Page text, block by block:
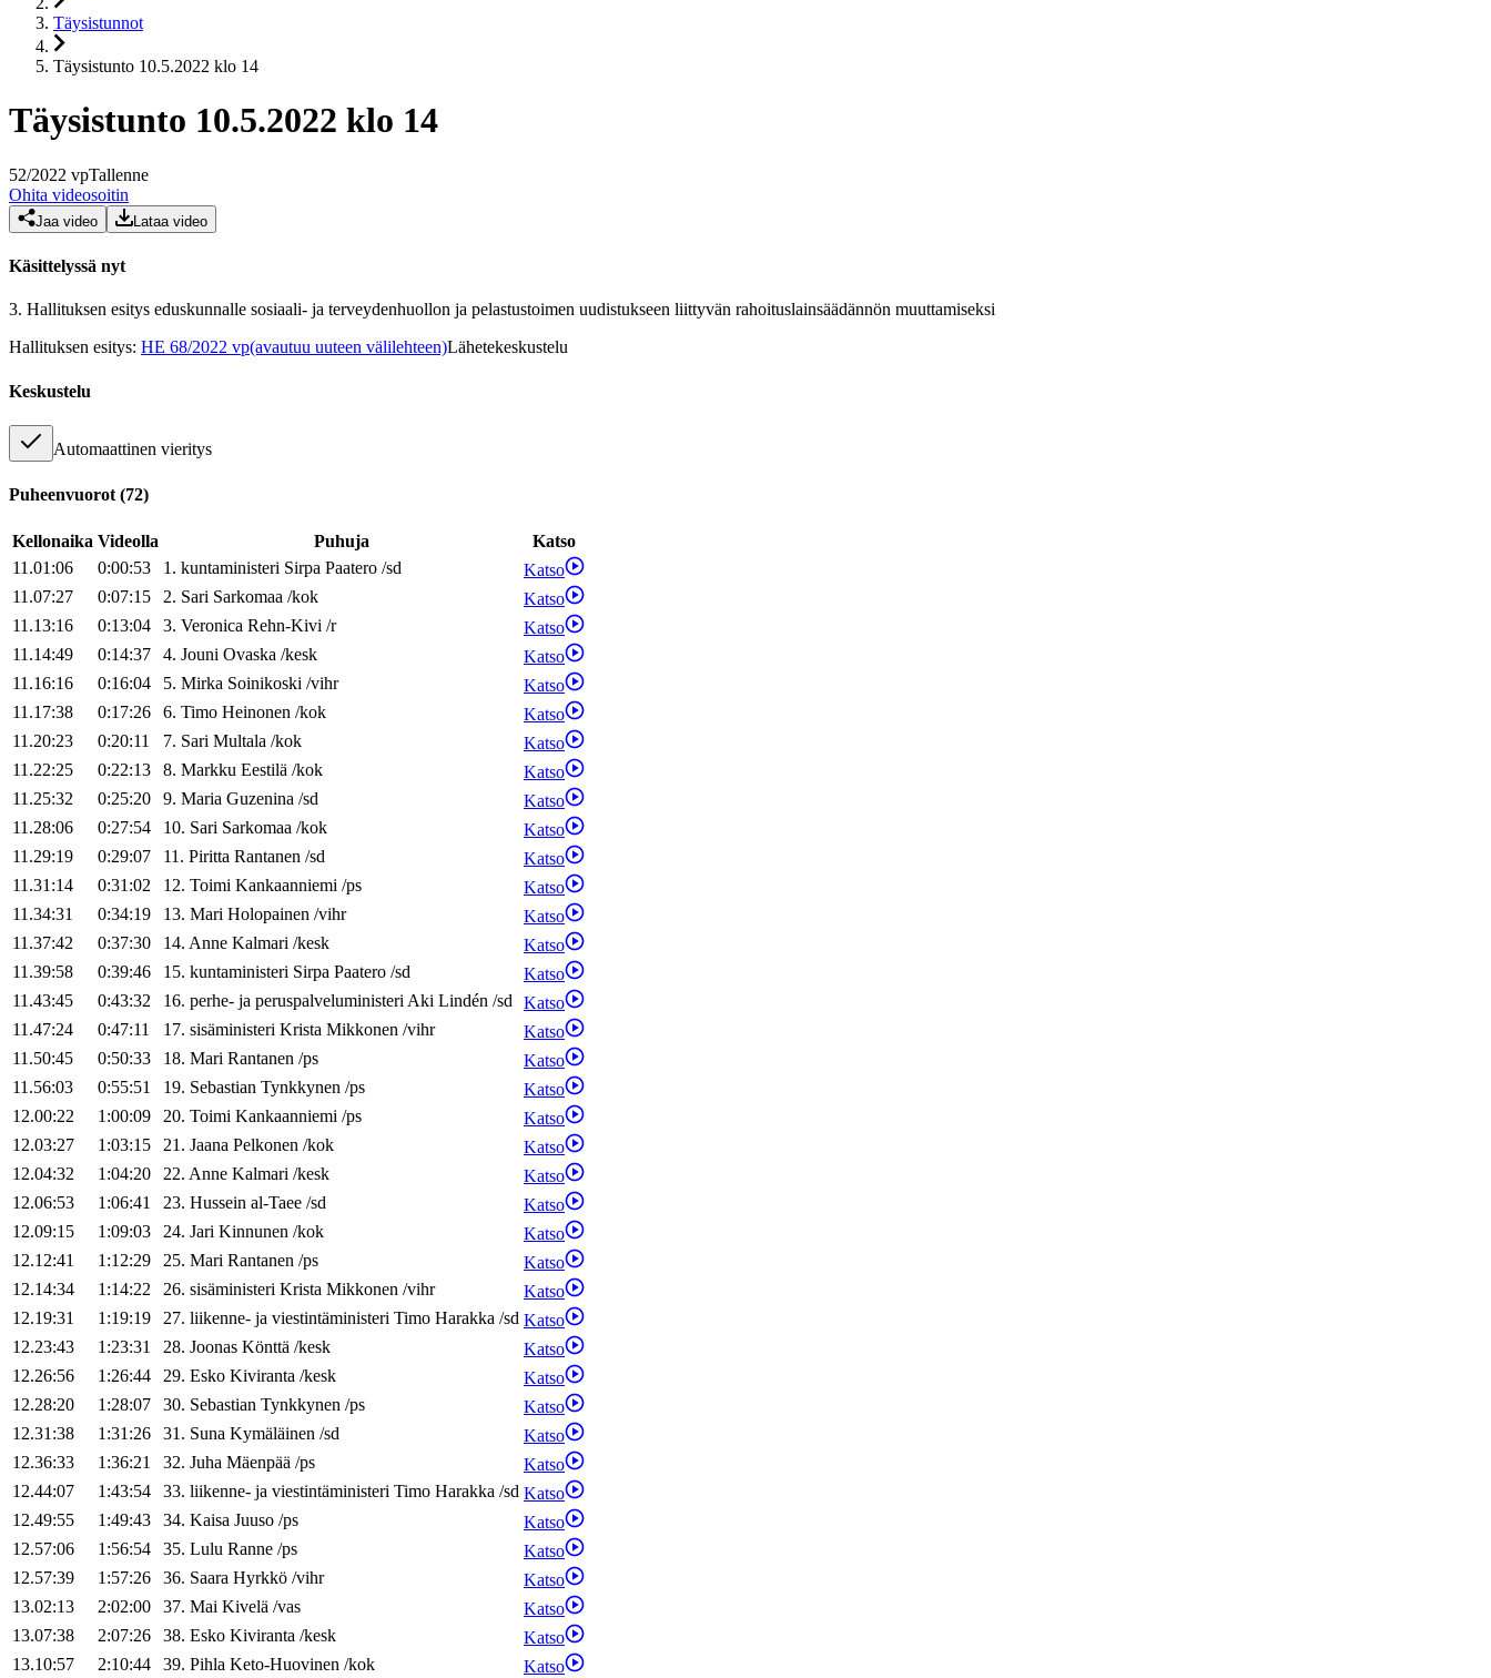
Täysistunnot
Täysistunto 10.5.2022 klo 14
Täysistunto 10.5.2022 klo 14
52/2022 vpTallenne
Ohita videosoitin
Jaa video Lataa video
Käsittelyssä nyt
3. Hallituksen esitys eduskunnalle sosiaali- ja terveydenhuollon ja pelastustoimen uudistukseen liittyvän rahoituslainsäädännön muuttamiseksi
Hallituksen esitys: HE 68/2022 vp(avautuu uuteen välilehteen)Lähetekeskustelu
Keskustelu
Automaattinen vieritys
Puheenvuorot (72)
Kellonaika Videolla Puhuja
Katso
11.01:06
0:00:53 1. kuntaministeri Sirpa Paatero /sd
Katso
11.07:27
0:07:15 2. Sari Sarkomaa /kok
Katso
11.13:16
0:13:04 3. Veronica Rehn-Kivi /r
Katso
11.14:49
0:14:37 4. Jouni Ovaska /kesk
Katso
11.16:16
0:16:04 5. Mirka Soinikoski /vihr
Katso
11.17:38
0:17:26 6. Timo Heinonen /kok
Katso
11.20:23
0:20:11 7. Sari Multala /kok
Katso
11.22:25
0:22:13 8. Markku Eestilä /kok
Katso
11.25:32
0:25:20 9. Maria Guzenina /sd
Katso
11.28:06
0:27:54 10. Sari Sarkomaa /kok
Katso
11.29:19
0:29:07 11. Piritta Rantanen /sd
Katso
11.31:14
0:31:02 12. Toimi Kankaanniemi /ps
Katso
11.34:31
0:34:19 13. Mari Holopainen /vihr
Katso
11.37:42
0:37:30 14. Anne Kalmari /kesk
Katso
11.39:58
0:39:46 15. kuntaministeri Sirpa Paatero /sd
Katso
11.43:45
0:43:32 16. perhe- ja peruspalveluministeriAki Lindén /sd Katso
11.47:24
0:47:11 17. sisäministeri Krista Mikkonen /vihr
Katso
11.50:45
0:50:33 18. Mari Rantanen /ps
Katso
11.56:03
0:55:51 19. Sebastian Tynkkynen /ps
Katso
12.00:22
1:00:09 20. Toimi Kankaanniemi /ps
Katso
12.03:27
1:03:15 21. Jaana Pelkonen /kok
Katso
12.04:32
1:04:20 22. Anne Kalmari /kesk
Katso
12.06:53
1:06:41 23. Hussein al-Taee /sd
Katso
12.09:15
1:09:03 24. Jari Kinnunen /kok
Katso
12.12:41
1:12:29 25. Mari Rantanen /ps
Katso
12.14:34
1:14:22 26. sisäministeri Krista Mikkonen /vihr
Katso
12.19:31
1:19:19 27. liikenne- ja viestintäministeri Timo Harakka /sd Katso
12.23:43
1:23:31 28. Joonas Könttä /kesk
Katso
12.26:56
1:26:44 29. Esko Kiviranta /kesk
Katso
12.28:20
1:28:07 30. Sebastian Tynkkynen /ps
Katso
12.31:38
1:31:26 31. Suna Kymäläinen /sd
Katso
12.36:33
1:36:21 32. Juha Mäenpää /ps
Katso
12.44:07
1:43:54 33. liikenne- ja viestintäministeri Timo Harakka /sd Katso
12.49:55
1:49:43 34. Kaisa Juuso /ps
Katso
12.57:06
1:56:54 35. Lulu Ranne /ps
Katso
12.57:39
1:57:26 36. Saara Hyrkkö /vihr
Katso
13.02:13
2:02:00 37. Mai Kivelä /vas
Katso
13.07:38
2:07:26 38. Esko Kiviranta /kesk
Katso
13.10:57
2:10:44 39. Pihla Keto-Huovinen /kok
Katso